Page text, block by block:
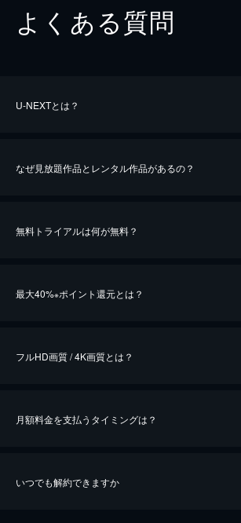
よくある質問
U-NEXTとは？
なぜ見放題作品とレンタル作品があるの？
無料トライアルは何が無料？
最大40%※ポイント還元とは？
※40％ポイント還元の対象は、クレジットカード決済による作
フルHD画質 / 4K画質とは？
月額料金を支払うタイミングは？
いつでも解約できますか